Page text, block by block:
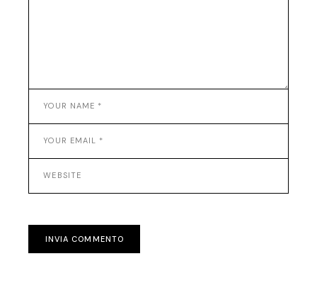
INVIA COMMENTO